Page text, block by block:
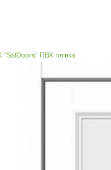
“StilDoors” ПВХ плівка